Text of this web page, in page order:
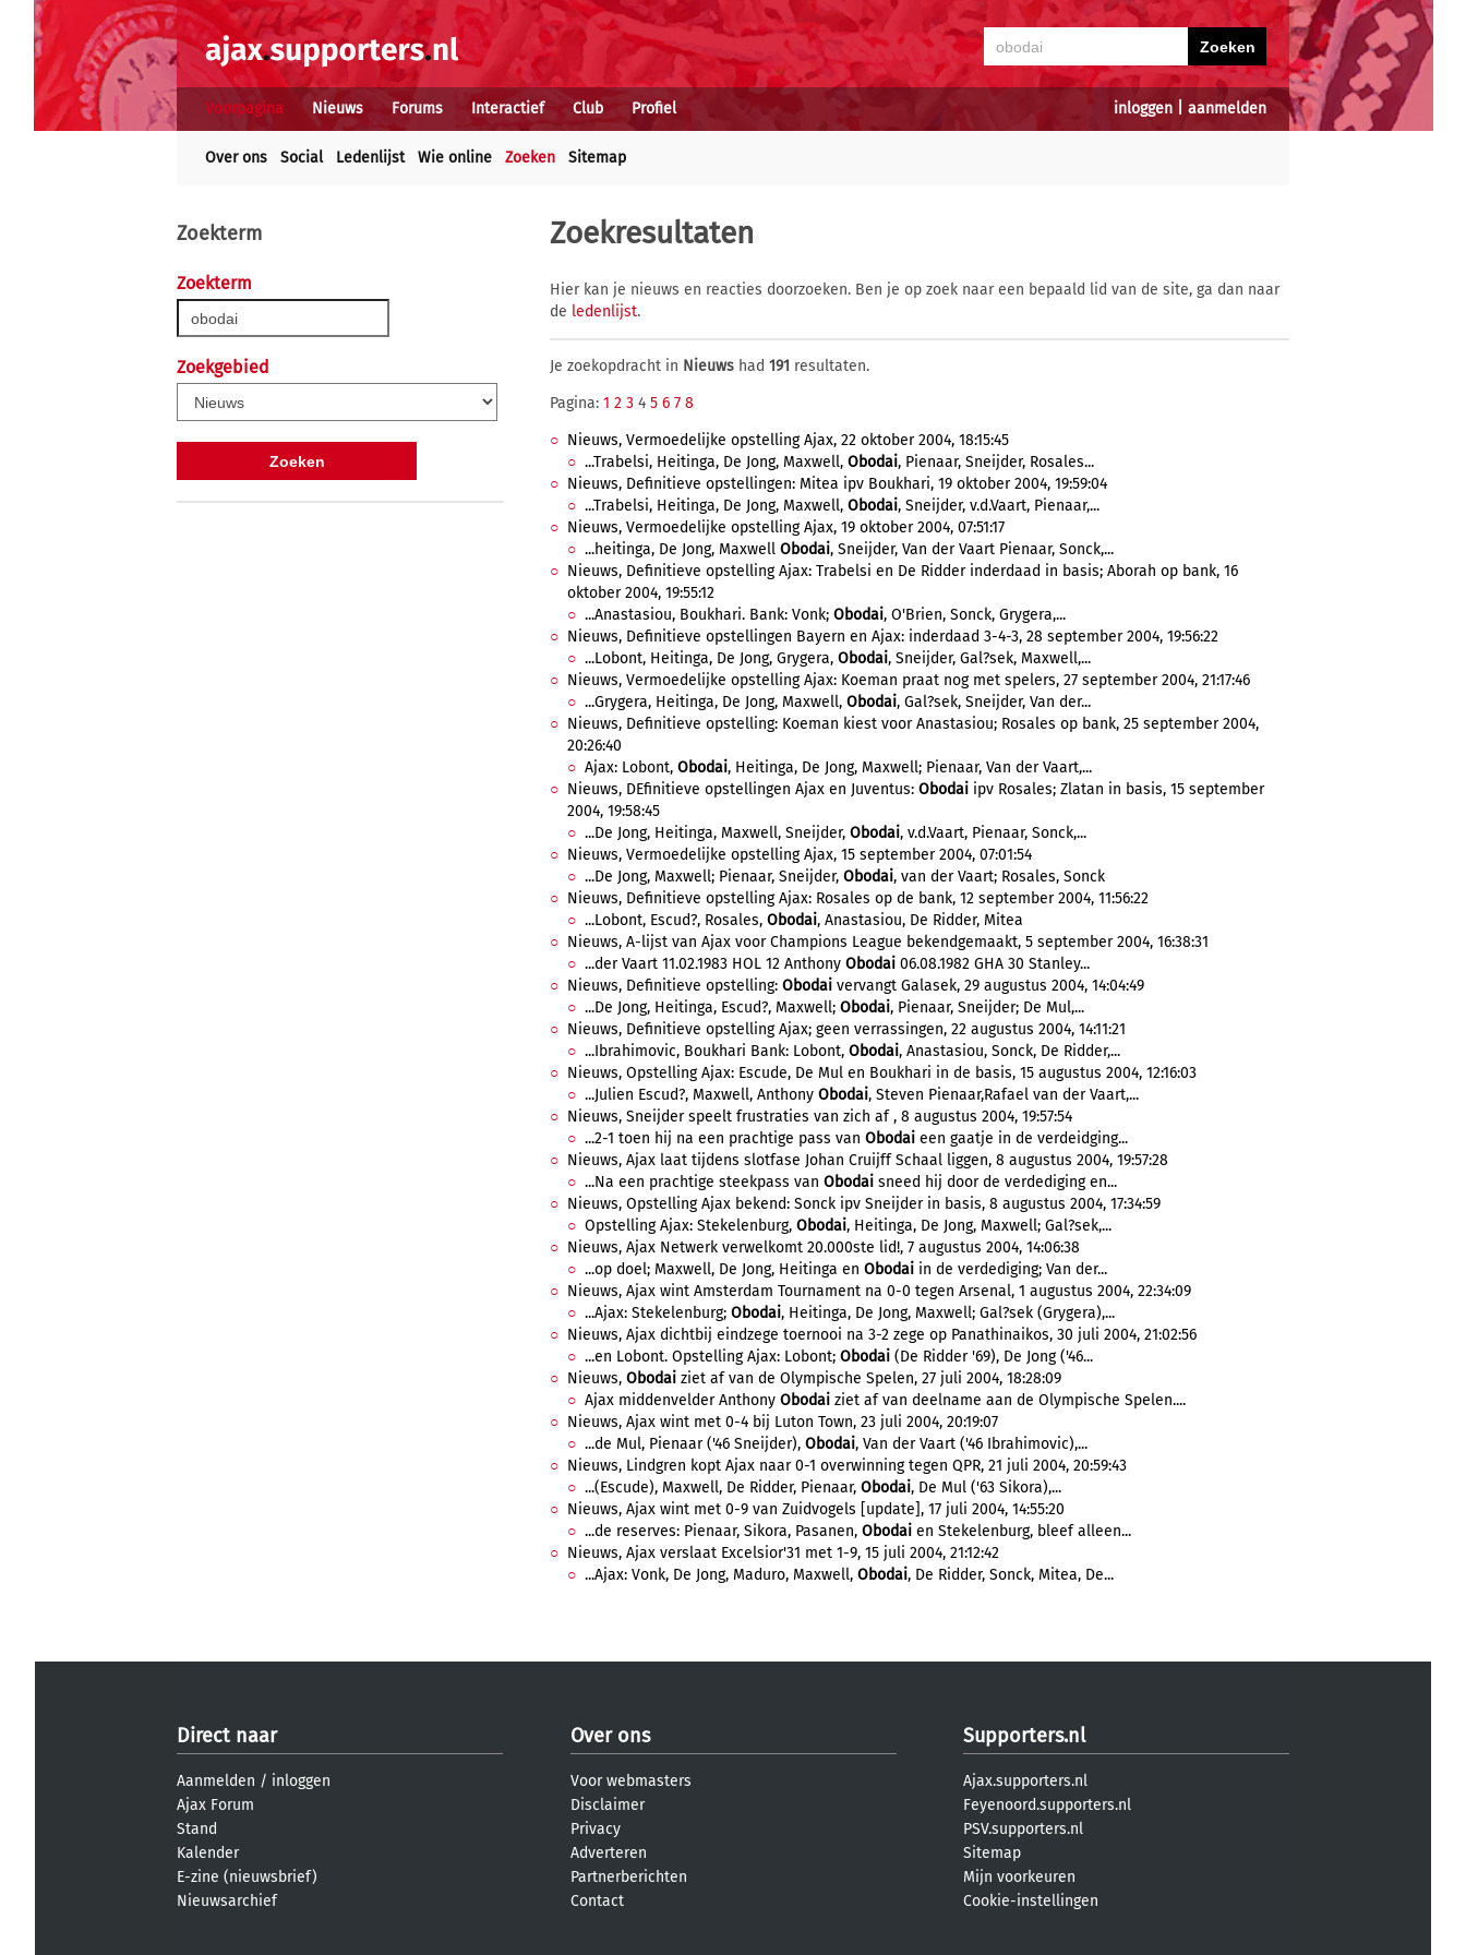
inloggen aanmelden
Voorpagina Nieuws Forums Interactief Club Profiel
Over ons Social Ledenlijst Wie online Zoeken Sitemap
Zoekterm
Zoekterm
Zoekgebied
Zoekresultaten
Hier kan je nieuws en reacties doorzoeken. Ben je op zoek naar een bepaald lid van de site, ga dan naar
de ledenlijst.
Je zoekopdracht in Nieuws had 191 resultaten.
Pagina: 1 2 3 4 5 6 7 8
Nieuws, Vermoedelijke opstelling Ajax, 22 oktober 2004, 18:15:45
...Trabelsi, Heitinga, De Jong, Maxwell, Obodai, Pienaar, Sneijder, Rosales...
Nieuws, Definitieve opstellingen: Mitea ipv Boukhari, 19 oktober 2004, 19:59:04
...Trabelsi, Heitinga, De Jong, Maxwell, Obodai, Sneijder, v.d.Vaart, Pienaar,...
Nieuws, Vermoedelijke opstelling Ajax, 19 oktober 2004, 07:51:17
...heitinga, De Jong, Maxwell Obodai, Sneijder, Van der Vaart Pienaar, Sonck,...
Nieuws, Definitieve opstelling Ajax: Trabelsi en De Ridder inderdaad in basis; Aborah op bank, 16
oktober 2004, 19:55:12
...Anastasiou, Boukhari. Bank: Vonk; Obodai, O'Brien, Sonck, Grygera,...
Nieuws, Definitieve opstellingen Bayern en Ajax: inderdaad 3-4-3, 28 september 2004, 19:56:22
...Lobont, Heitinga, De Jong, Grygera, Obodai, Sneijder, Gal?sek, Maxwell,...
Nieuws, Vermoedelijke opstelling Ajax: Koeman praat nog met spelers, 27 september 2004, 21:17:46
...Grygera, Heitinga, De Jong, Maxwell, Obodai, Gal?sek, Sneijder, Van der...
Nieuws, Definitieve opstelling: Koeman kiest voor Anastasiou; Rosales op bank, 25 september 2004,
20:26:40
Ajax: Lobont, Obodai, Heitinga, De Jong, Maxwell; Pienaar, Van der Vaart,...
Nieuws, DEfinitieve opstellingen Ajax en Juventus: Obodai ipv Rosales; Zlatan in basis, 15 september
2004, 19:58:45
...De Jong, Heitinga, Maxwell, Sneijder, Obodai, v.d.Vaart, Pienaar, Sonck,...
Nieuws, Vermoedelijke opstelling Ajax, 15 september 2004, 07:01:54
...De Jong, Maxwell; Pienaar, Sneijder, Obodai, van der Vaart; Rosales, Sonck
Nieuws, Definitieve opstelling Ajax: Rosales op de bank, 12 september 2004, 11:56:22
...Lobont, Escud?, Rosales, Obodai, Anastasiou, De Ridder, Mitea
Nieuws, A-lijst van Ajax voor Champions League bekendgemaakt, 5 september 2004, 16:38:31
...der Vaart 11.02.1983 HOL 12 Anthony Obodai 06.08.1982 GHA 30 Stanley...
Nieuws, Definitieve opstelling: Obodai vervangt Galasek, 29 augustus 2004, 14:04:49
...De Jong, Heitinga, Escud?, Maxwell; Obodai, Pienaar, Sneijder; De Mul,...
Nieuws, Definitieve opstelling Ajax; geen verrassingen, 22 augustus 2004, 14:11:21
...Ibrahimovic, Boukhari Bank: Lobont, Obodai, Anastasiou, Sonck, De Ridder,...
Nieuws, Opstelling Ajax: Escude, De Mul en Boukhari in de basis, 15 augustus 2004, 12:16:03
...Julien Escud?, Maxwell, Anthony Obodai, Steven Pienaar,Rafael van der Vaart,...
Nieuws, Sneijder speelt frustraties van zich af , 8 augustus 2004, 19:57:54
...2-1 toen hij na een prachtige pass van Obodai een gaatje in de verdeidging...
Nieuws, Ajax laat tijdens slotfase Johan Cruijff Schaal liggen, 8 augustus 2004, 19:57:28
...Na een prachtige steekpass van Obodai sneed hij door de verdediging en...
Nieuws, Opstelling Ajax bekend: Sonck ipv Sneijder in basis, 8 augustus 2004, 17:34:59
Opstelling Ajax: Stekelenburg, Obodai, Heitinga, De Jong, Maxwell; Gal?sek,...
Nieuws, Ajax Netwerk verwelkomt 20.000ste lid!, 7 augustus 2004, 14:06:38
...op doel; Maxwell, De Jong, Heitinga en Obodai in de verdediging; Van der...
Nieuws, Ajax wint Amsterdam Tournament na 0-0 tegen Arsenal, 1 augustus 2004, 22:34:09
...Ajax: Stekelenburg; Obodai, Heitinga, De Jong, Maxwell; Gal?sek (Grygera),...
Nieuws, Ajax dichtbij eindzege toernooi na 3-2 zege op Panathinaikos, 30 juli 2004, 21:02:56
...en Lobont. Opstelling Ajax: Lobont; Obodai (De Ridder '69), De Jong ('46...
Nieuws, Obodai ziet af van de Olympische Spelen, 27 juli 2004, 18:28:09
Ajax middenvelder Anthony Obodai ziet af van deelname aan de Olympische Spelen....
Nieuws, Ajax wint met 0-4 bij Luton Town, 23 juli 2004, 20:19:07
...de Mul, Pienaar ('46 Sneijder), Obodai, Van der Vaart ('46 Ibrahimovic),...
Nieuws, Lindgren kopt Ajax naar 0-1 overwinning tegen QPR, 21 juli 2004, 20:59:43
...(Escude), Maxwell, De Ridder, Pienaar, Obodai, De Mul ('63 Sikora),...
Nieuws, Ajax wint met 0-9 van Zuidvogels [update], 17 juli 2004, 14:55:20
...de reserves: Pienaar, Sikora, Pasanen, Obodai en Stekelenburg, bleef alleen...
Nieuws, Ajax verslaat Excelsior'31 met 1-9, 15 juli 2004, 21:12:42
...Ajax: Vonk, De Jong, Maduro, Maxwell, Obodai, De Ridder, Sonck, Mitea, De...
Direct naar
Aanmelden / inloggen
Ajax Forum
Stand
Kalender
E-zine (nieuwsbrief)
Nieuwsarchief
Over ons
Voor webmasters
Disclaimer
Privacy
Adverteren
Partnerberichten
Contact
Supporters.nl
Ajax.supporters.nl
Feyenoord.supporters.nl
PSV.supporters.nl
Sitemap
Mijn voorkeuren
Cookie-instellingen